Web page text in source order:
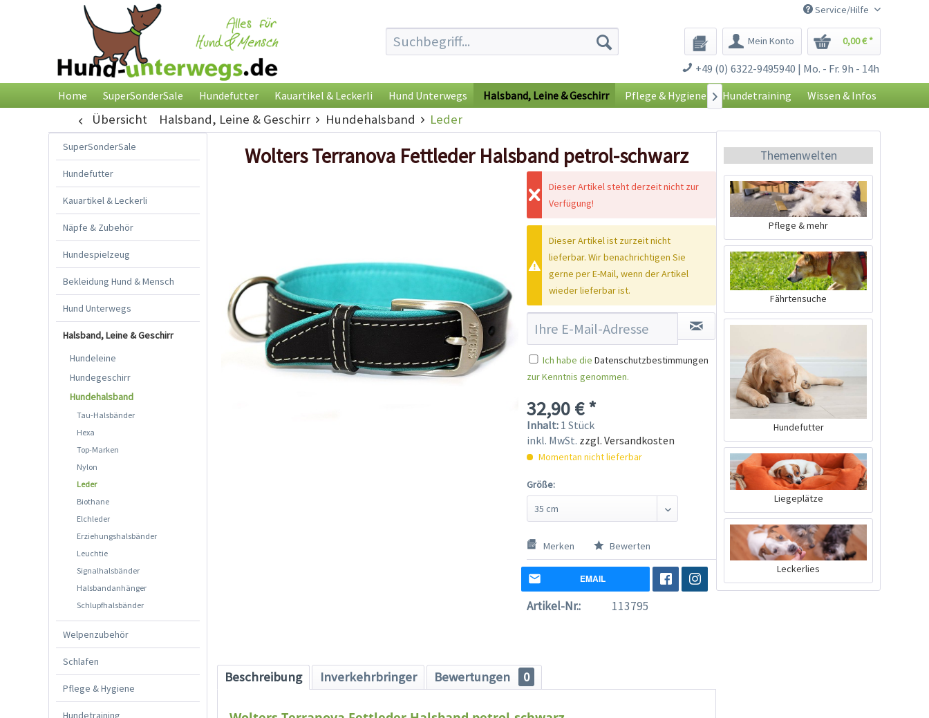
Service/Hilfe
Mein Konto 0,00 € *
+49 (0) 6322-9495940 | Mo. - Fr. 9h - 14h
Home SuperSonderSale Hundefutter Kauartikel & Leckerli Hund Unterwegs Halsband, Leine & Geschirr Pflege & Hygiene Hundetraining Wissen & Infos

Übersicht Halsband, Leine & Geschirr Hundehalsband Leder
SuperSonderSale
Hundefutter
Kauartikel & Leckerli
Näpfe & Zubehör
Hundespielzeug
Bekleidung Hund & Mensch
Hund Unterwegs
Halsband, Leine & Geschirr
Hundeleine
Hundegeschirr
Hundehalsband
Tau-Halsbänder
Hexa
Top-Marken
Nylon
Leder
Biothane
Elchleder
Erziehungshalsbänder
Leuchtie
Signalhalsbänder
Halsbandanhänger
Schlupfhalsbänder
Welpenzubehör
Schlafen
Pflege & Hygiene
Hundetraining
Wolters Terranova Fettleder Halsband petrol-schwarz
Dieser Artikel steht derzeit nicht zur
Verfügung!
Dieser Artikel ist zurzeit nicht
lieferbar. Wir benachrichtigen Sie
gerne per E-Mail, wenn der Artikel
wieder lieferbar ist.
Ich habe die Datenschutzbestimmungen
zur Kenntnis genommen.
32,90 € *
Inhalt: 1 Stück
inkl. MwSt. zzgl. Versandkosten
Momentan nicht lieferbar
Größe:
Merken Bewerten
EMAIL
Artikel-Nr.: 113795
Beschreibung Inverkehrbringer Bewertungen 0
Themenwelten
Pflege & mehr
Fährtensuche
Hundefutter
Liegeplätze
Leckerlies